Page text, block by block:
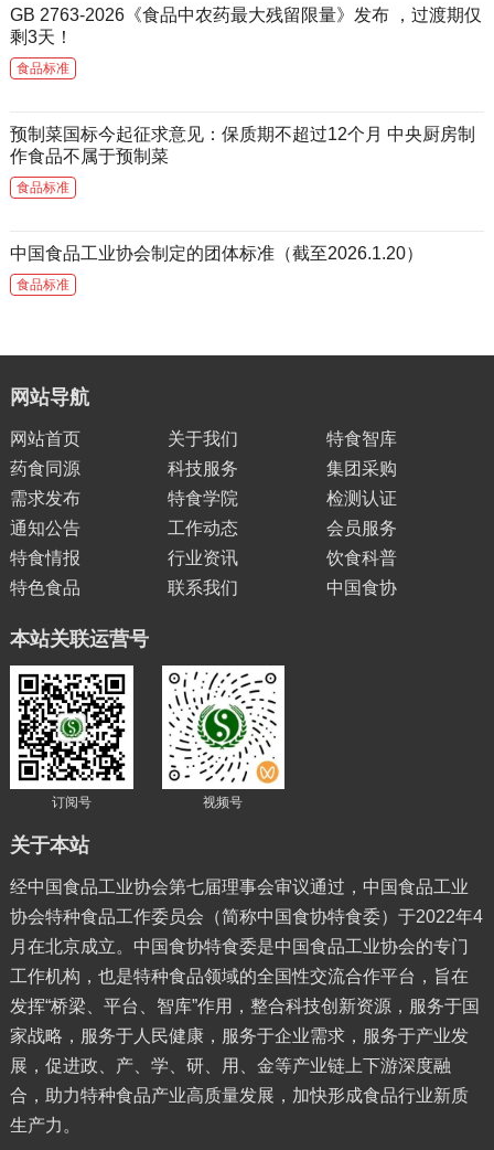
GB 2763-2026《食品中农药最大残留限量》发布 ，过渡期仅
剩3天！
食品标准
预制菜国标今起征求意见：保质期不超过12个月 中央厨房制
作食品不属于预制菜
食品标准
中国食品工业协会制定的团体标准（截至2026.1.20）
食品标准
网站导航
网站首页 关于我们
特食智库
药食同源
科技服务
集团采购
需求发布
特食学院
检测认证
通知公告
工作动态
会员服务
特食情报
行业资讯
饮食科普
特色食品
联系我们 中国食协
本站关联运营号
订阅号 视频号
关于本站
经中国食品工业协会第七届理事会审议通过，中国食品工业
协会特种食品工作委员会（简称中国食协特食委）于2022年4
月在北京成立。中国食协特食委是中国食品工业协会的专门
工作机构，也是特种食品领域的全国性交流合作平台，旨在
发挥“桥梁、平台、智库”作用，整合科技创新资源，服务于国
家战略，服务于人民健康，服务于企业需求，服务于产业发
展，促进政、产、学、研、用、金等产业链上下游深度融
合，助力特种食品产业高质量发展，加快形成食品行业新质
生产力。